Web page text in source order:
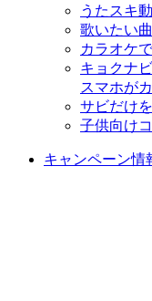
うたスキ
歌いたい
カラオケ
キョクナ
スマホが
サビだけ
子供向け
キャンペーン情